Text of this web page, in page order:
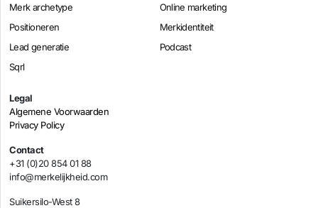
Merk archetype
Online marketing
Positioneren
Merkidentiteit
Lead generatie
Podcast
Sqrl
Legal
Algemene Voorwaarden
Privacy Policy
Contact
+31 (0)20 854 01 88
info@merkelijkheid.com
Suikersilo-West 8